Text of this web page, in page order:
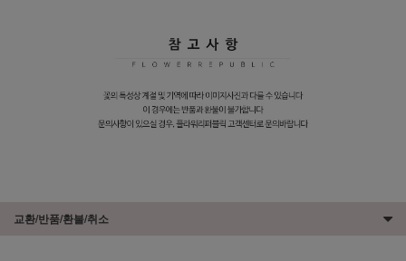
교환/반품/환불/취소